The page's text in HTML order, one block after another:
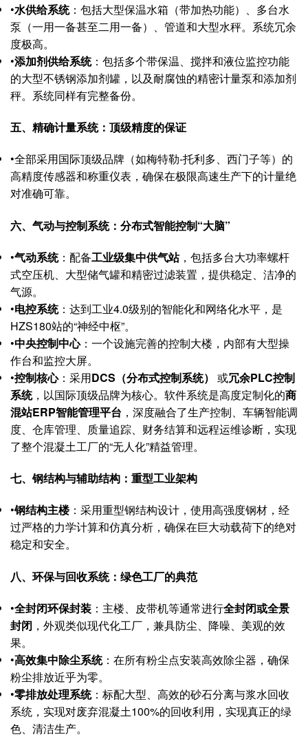
•水供给系统：包括大型保温水箱（带加热功能）、多台水
泵（一用一备甚至二用一备）、管道和大型水秤。系统冗余
度极高。
•添加剂供给系统：包括多个带保温、搅拌和液位监控功能
的大型不锈钢添加剂罐，以及耐腐蚀的精密计量泵和添加剂
秤。系统同样有完整备份。
五、精确计量系统：顶级精度的保证
•全部采用国际顶级品牌（如梅特勒-托利多、西门子等）的
高精度传感器和称重仪表，确保在极限高速生产下的计量绝
对准确可靠。
六、气动与控制系统：分布式智能控制“大脑”
•气动系统：配备工业级集中供气站，包括多台大功率螺杆
式空压机、大型储气罐和精密过滤装置，提供稳定、洁净的
气源。
•电控系统：达到工业4.0级别的智能化和网络化水平，是
HZS180站的“神经中枢”。
•中央控制中心：一个设施完善的控制大楼，内部有大型操
作台和监控大屏。
•控制核心：采用DCS（分布式控制系统） ​ 或冗余PLC控制
系统，以国际顶级品牌为核心。软件系统是高度定制化的商
混站ERP智能管理平台 ，深度融合了生产控制、车辆智能调
度、仓库管理、质量追踪、财务结算和远程运维诊断，实现
了整个混凝土工厂的“无人化”精益管理。
七、钢结构与辅助结构：重型工业架构
•钢结构主楼：采用重型钢结构设计，使用高强度钢材，经
过严格的力学计算和仿真分析，确保在巨大动载荷下的绝对
稳定和安全。
八、环保与回收系统：绿色工厂的典范
•全封闭环保封装 ：主楼、皮带机等通常进行全封闭或全景
封闭 ，外观类似现代化工厂，兼具防尘、降噪、美观的效
果。
•高效集中除尘系统：在所有粉尘点安装高效除尘器，确保
粉尘排放近乎为零。
•零排放处理系统：标配大型、高效的砂石分离与浆水回收
系统，实现对废弃混凝土100%的回收利用，实现真正的绿
色、清洁生产。